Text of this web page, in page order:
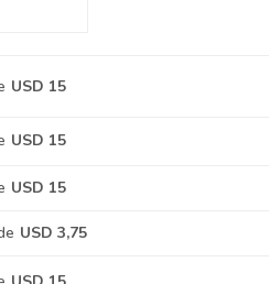
USD 15
USD 15
USD 15
USD 3,75